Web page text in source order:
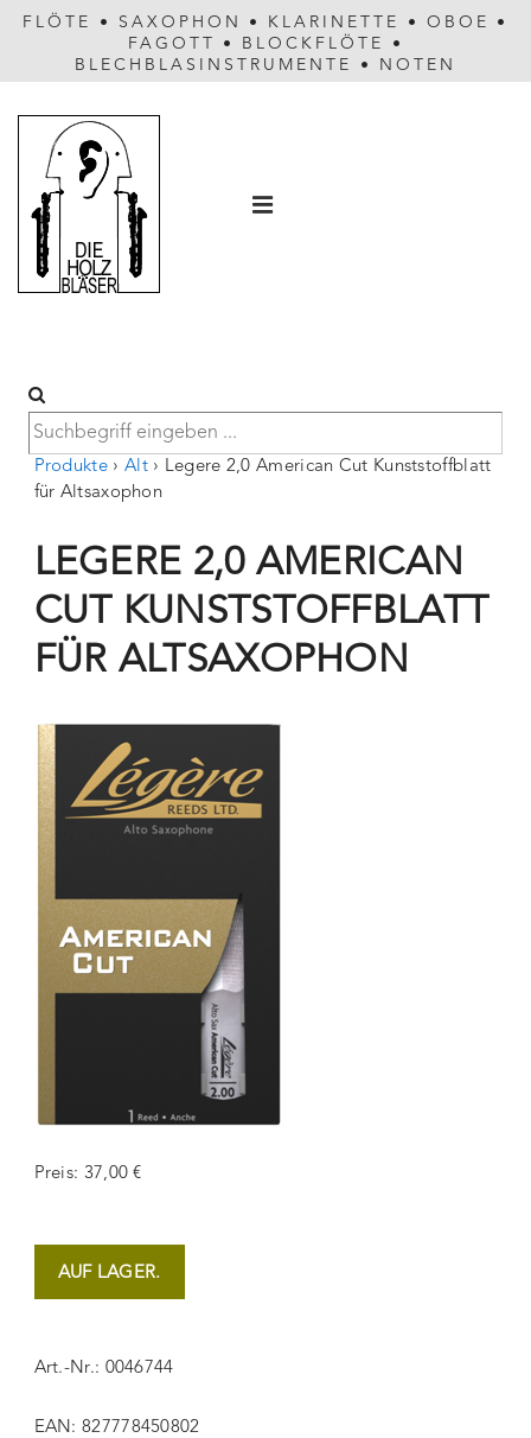
FLÖTE • SAXOPHON • KLARINETTE • OBOE
•
FAGOTT
• BLOCKFLÖTE
•
BLECHBLASINSTRUMENTE
• NOTEN
Produkte › Alt › Legere 2,0 American Cut Kunststoffblatt
für Altsaxophon
LEGERE 2,0 AMERICAN
CUT KUNSTSTOFFBLATT
FÜR ALTSAXOPHON
Preis: 37,00 €
AUF LAGER.
Art.-Nr.: 0046744
EAN: 827778450802